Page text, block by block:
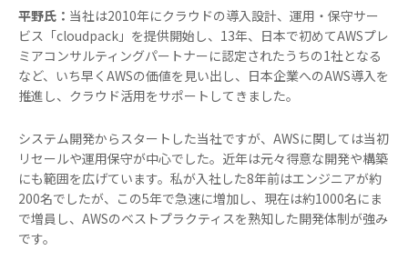
平野氏： 当社は2010年にクラウドの導入設計、運用・保守サー
ビス「cloudpack」を提供開始し、13年、日本で初めてAWSプレ
ミアコンサルティングパートナーに認定されたうちの1社となる
など、いち早くAWSの価値を見い出し、日本企業へのAWS導入を
推進し、クラウド活用をサポートしてきました。
システム開発からスタートした当社ですが、AWSに関しては当初
リセールや運用保守が中心でした。近年は元々得意な開発や構築
にも範囲を広げています。私が入社した8年前はエンジニアが約
200名でしたが、この5年で急速に増加し、現在は約1000名にま
で増員し、AWSのベストプラクティスを熟知した開発体制が強み
です。